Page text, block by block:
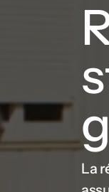
La